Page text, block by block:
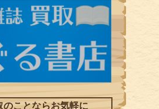
のことならお気軽に